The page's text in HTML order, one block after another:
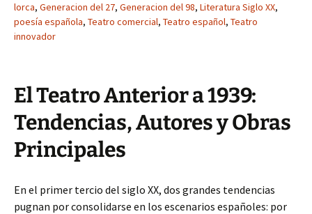
lorca, Generacion del 27, Generacion del 98, Literatura Siglo XX,
poesía española, Teatro comercial, Teatro español, Teatro
innovador
El Teatro Anterior a 1939:
Tendencias, Autores y Obras
Principales
En el primer tercio del siglo XX, dos grandes tendencias
pugnan por consolidarse en los escenarios españoles: por